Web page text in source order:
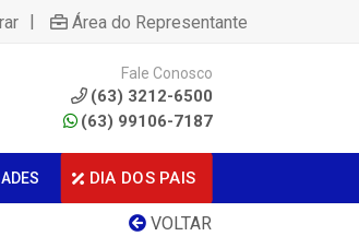
| Área do Representante
Fale Conosco
(63) 3212-6500
(63) 99106-7187
DIA DOS PAIS
VOLTAR